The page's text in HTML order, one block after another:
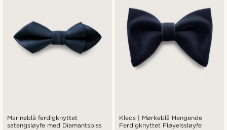
Marineblå ferdigknyttet
satengsløyfe med Diamantspiss
Kleos | Mørkeblå Hengende
Ferdigknyttet Fløyelssløyfe